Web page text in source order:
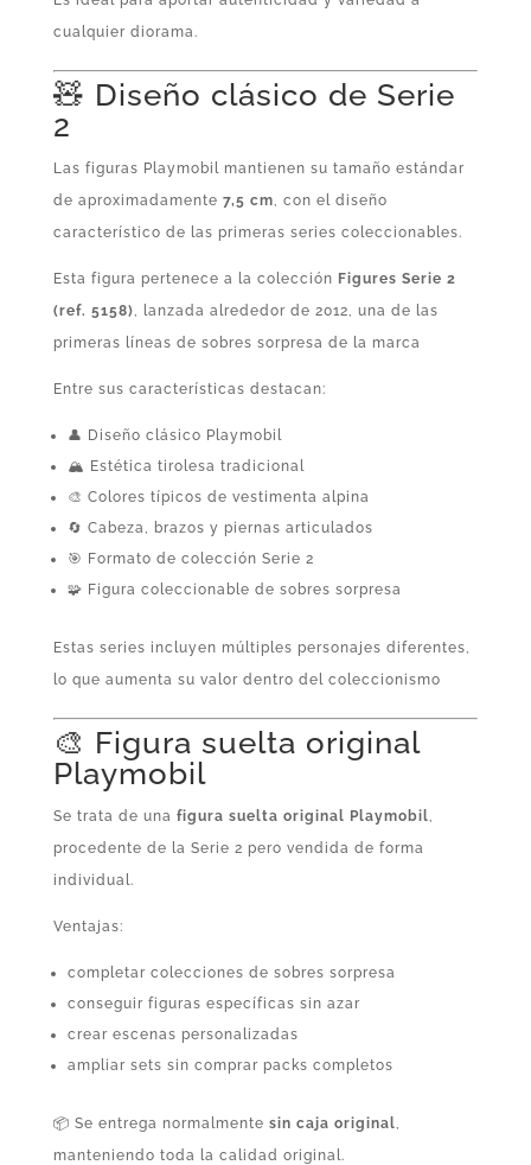
cualquier diorama.
🧸 Diseño clásico de Serie
2
Las figuras Playmobil mantienen su tamaño estándar
de aproximadamente 7,5 cm , con el diseño
característico de las primeras series coleccionables.
Esta figura pertenece a la colección Figures Serie 2
(ref. 5158) , lanzada alrededor de 2012, una de las
primeras líneas de sobres sorpresa de la marca
Entre sus características destacan:
👤 Diseño clásico Playmobil
🏔️ Estética tirolesa tradicional
🎨 Colores típicos de vestimenta alpina
🔄 Cabeza, brazos y piernas articulados
🎯 Formato de colección Serie 2
🧩 Figura coleccionable de sobres sorpresa
Estas series incluyen múltiples personajes diferentes,
lo que aumenta su valor dentro del coleccionismo
🎨 Figura suelta original
Playmobil
Se trata de una figura suelta original Playmobil
procedente de la Serie 2 pero vendida de forma
individual.
Ventajas:
completar colecciones de sobres sorpresa
conseguir figuras específicas sin azar
crear escenas personalizadas
ampliar sets sin comprar packs completos
📦 Se entrega normalmente sin caja original
manteniendo toda la calidad original.